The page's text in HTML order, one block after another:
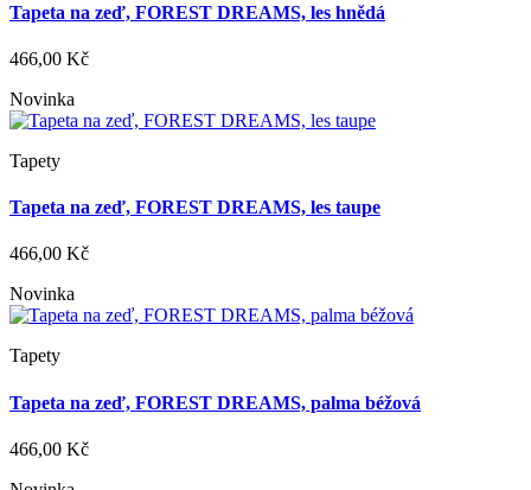
Tapeta na zeď, FOREST DREAMS, les hnědá
466,00 Kč
Novinka
Tapety
Tapeta na zeď, FOREST DREAMS, les taupe
466,00 Kč
Novinka
Tapety
Tapeta na zeď, FOREST DREAMS, palma béžová
466,00 Kč